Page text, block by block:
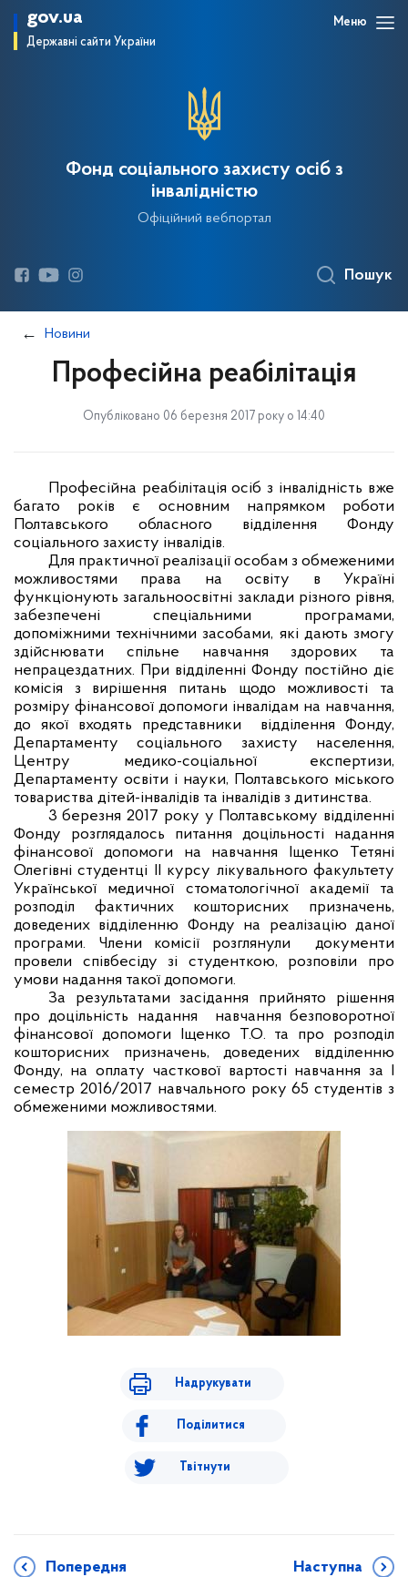
gov.ua
Державні сайти України
Меню
Фонд соціального захисту осіб з
інвалідністю
Офіційний вебпортал
Пошук
Новини
Професійна реабілітація
Опубліковано 06 березня 2017 року о 14:40
Професійна реабілітація осіб з інвалідність вже
багато років є основним напрямком роботи
Полтавського обласного відділення Фонду
соціального захисту інвалідів.
Для практичної реалізації особам з обмеженими
можливостями права на освіту в Україні
функціонують загальноосвітні заклади різного рівня,
забезпечені спеціальними програмами,
допоміжними технічними засобами, які дають змогу
здійснювати спільне навчання здорових та
непрацездатних. При відділенні Фонду постійно діє
комісія з вирішення питань щодо можливості та
розміру фінансової допомоги інвалідам на навчання,
до якої входять представники
відділення Фонду,
Департаменту соціального захисту населення,
Центру медико-соціальної експертизи,
Департаменту освіти і науки, Полтавського міського
товариства дітей-інвалідів та інвалідів з дитинства.
3 березня 2017 року у Полтавському відділенні
Фонду розглядалось питання доцільності надання
фінансової допомоги на навчання Іщенко Тетяні
Олегівні студентці ІІ курсу лікувального факультету
Української медичної стоматологічної академії та
розподіл фактичних кошторисних призначень,
доведених відділенню Фонду на реалізацію даної
програми. Члени комісії розглянули
документи
провели співбесіду зі студенткою, розповіли про
умови надання такої допомоги.
За результатами засідання прийнято рішення
про доцільність надання
навчання безповоротної
фінансової допомоги Іщенко Т.О. та про розподіл
кошторисних призначень, доведених відділенню
Фонду, на оплату часткової вартості навчання за І
семестр 2016/2017 навчального року 65 студентів з
обмеженими можливостями.
Надрукувати
Поділитися
Твітнути
Попередня Наступна